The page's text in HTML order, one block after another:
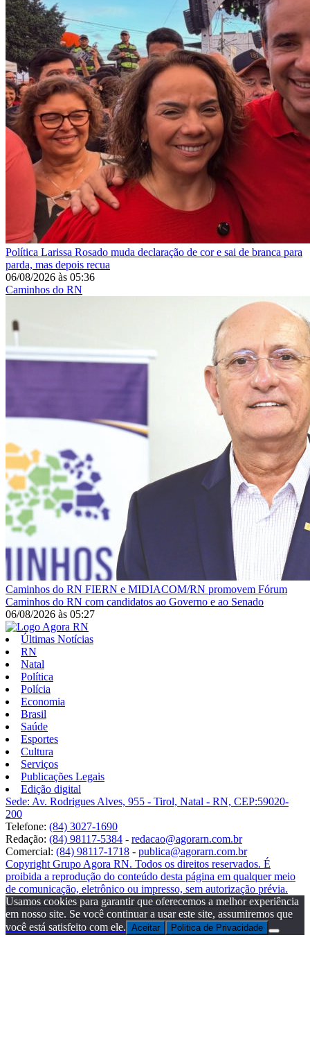
Política Larissa Rosado muda declaração de cor e sai de branca para
parda, mas depois recua
06/08/2026 às 05:36
Caminhos do RN
Caminhos do RN FIERN e MIDIACOM/RN promovem Fórum
Caminhos do RN com candidatos ao Governo e ao Senado
06/08/2026 às 05:27
Últimas Notícias
RN
Natal
Política
Polícia
Economia
Brasil
Saúde
Esportes
Cultura
Serviços
Publicações Legais
Edição digital
Sede: Av. Rodrigues Alves, 955 - Tirol, Natal - RN, CEP:59020-
200
Telefone: (84) 3027-1690
Redação: (84) 98117-5384 - redacao@agorarn.com.br
Comercial: (84) 98117-1718 - publica@agorarn.com.br
Copyright Grupo Agora RN. Todos os direitos reservados. É
proibida a reprodução do conteúdo desta página em qualquer meio
de comunicação, eletrônico ou impresso, sem autorização prévia.
Usamos cookies para garantir que oferecemos a melhor experiência
em nosso site. Se você continuar a usar este site, assumiremos que
você está satisfeito com ele. Aceitar Politica de Privacidade